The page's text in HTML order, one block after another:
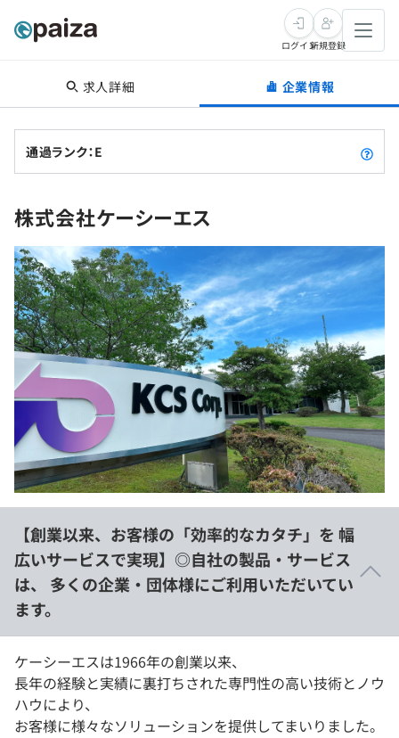
転職・キャリア
転職成功ガイド
転職エージェント
インタビュー
転職成功ガイド
新卒就活
求人検索
本選考
インターン
新卒エージェント
イベント・セミナー
インタビュー
学習
講座一覧
問題集
4択課題
ナレッジ
リファレンス
プラン
個人向けプラン
法人向けプラン
契約内容・クーポン
スキルチェック
プログラミング言語
SQL
評価結果一覧
再チャレンジ結果一覧
ゲーム・マンガ
メディア
Tech Team Journal
paiza times
note
paizaとは？
ログイン新規登録
求人詳細 企業情報
通過ランク：E
株式会社ケーシーエス
【創業以来、お客様の「効率的なカタチ」を 幅
広いサービスで実現】◎自社の製品・サービス
は、 多くの企業・団体様にご利用いただいてい
ます。
ケーシーエスは1966年の創業以来、
長年の経験と実績に裏打ちされた専門性の高い技術とノウ
ハウにより、
お客様に様々なソリューションを提供してまいりました。